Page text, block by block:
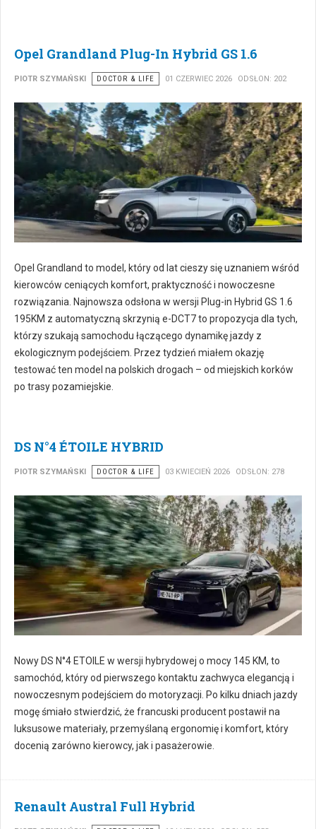
Opel Grandland Plug-In Hybrid GS 1.6
PIOTR SZYMAŃSKI DOCTOR & LIFE 01 CZERWIEC 2026 ODSŁON: 202
Opel Grandland to model, który od lat cieszy się uznaniem wśród
kierowców ceniących komfort, praktyczność i nowoczesne
rozwiązania. Najnowsza odsłona w wersji Plug-in Hybrid GS 1.6
195KM z automatyczną skrzynią e-DCT7 to propozycja dla tych,
którzy szukają samochodu łączącego dynamikę jazdy z
ekologicznym podejściem. Przez tydzień miałem okazję
testować ten model na polskich drogach – od miejskich korków
po trasy pozamiejskie.
DS N°4 ÉTOILE HYBRID
PIOTR SZYMAŃSKI DOCTOR & LIFE 03 KWIECIEŃ 2026 ODSŁON: 278
Nowy DS N°4 ETOILE w wersji hybrydowej o mocy 145 KM, to
samochód, który od pierwszego kontaktu zachwyca elegancją i
nowoczesnym podejściem do motoryzacji. Po kilku dniach jazdy
mogę śmiało stwierdzić, że francuski producent postawił na
luksusowe materiały, przemyślaną ergonomię i komfort, który
docenią zarówno kierowcy, jak i pasażerowie.
Renault Austral Full Hybrid